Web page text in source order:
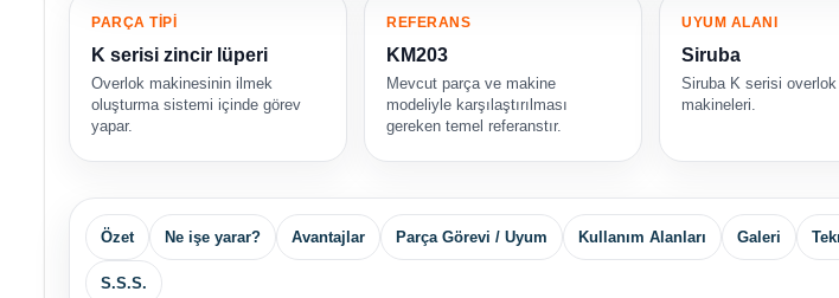
PARÇA TİPİ
K serisi zincir lüperi
Overlok makinesinin ilmek
oluşturma sistemi içinde görev
yapar.
REFERANS
KM203
Mevcut parça ve makine
modeliyle karşılaştırılması
gereken temel referanstır.
UYUM ALANI
Siruba
Siruba K serisi overlok
makineleri.
Özet Ne işe yarar? Avantajlar Parça Görevi / Uyum Kullanım Alanları Galeri
S.S.S.